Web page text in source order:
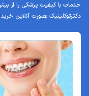
دکترتوکلینیک بصورت آنلاین